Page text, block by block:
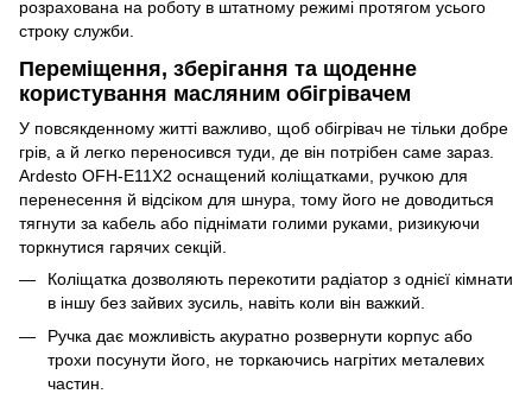
розрахована на роботу в штатному режимі протягом усього
строку служби.
Переміщення, зберігання та щоденне
користування масляним обігрівачем
У повсякденному житті важливо, щоб обігрівач не тільки добре
грів, а й легко переносився туди, де він потрібен саме зараз.
Ardesto OFH-E11X2 оснащений коліщатками, ручкою для
перенесення й відсіком для шнура, тому його не доводиться
тягнути за кабель або піднімати голими руками, ризикуючи
торкнутися гарячих секцій.
Коліщатка дозволяють перекотити радіатор з однієї кімнати
в іншу без зайвих зусиль, навіть коли він важкий.
Ручка дає можливість акуратно розвернути корпус або
трохи посунути його, не торкаючись нагрітих металевих
частин.